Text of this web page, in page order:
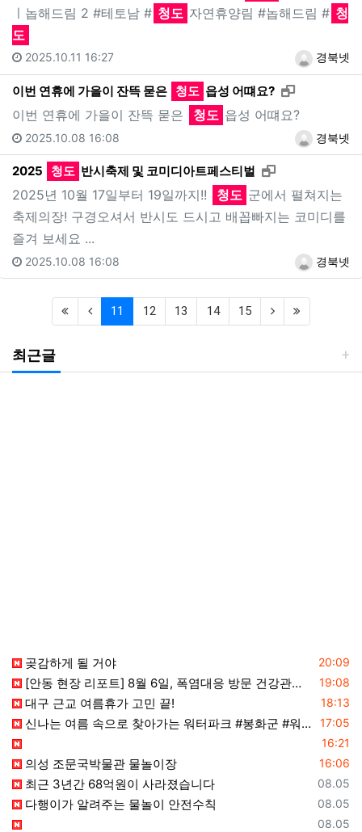
ㅣ놉해드림 2 #테토남 # 청도 자연휴양림 #놉해드림 # 청
도
경북넷
2025.10.11 16:27
이번 연휴에 가을이 잔뜩 묻은 청도 읍성 어떄요? 새창으로 보
이번 연휴에 가을이 잔뜩 묻은 청도 읍성 어떄요?
경북넷
2025.10.08 16:08
2025 청도 반시축제 및 코미디아트페스티벌 새창으로 보기
2025년 10월 17일부터 19일까지!! 청도 군에서 펼쳐지는
축제의장! 구경오셔서 반시도 드시고 배꼽빠지는 코미디를
즐겨 보세요 ...
경북넷
2025.10.08 16:08
(first)(previous)
11 (current)
12 13 14 15 (next)
최근글
등록일
20:09
곶감하게 될 거야
등록일
19:08
[안동 현장 리포트] 8월 6일, 폭염대응 방문 건강관리 실시
등록일
18:13
대구 근교 여름휴가 고민 끝!
등록일
17:05
신나는 여름 속으로 찾아가는 워터파크 #봉화군 #워터슬라이드 #아동복지
등록일
16:21
등록일
16:06
의성 조문국박물관 물놀이장
등록일
08.05
최근 3년간 68억원이 사라졌습니다
등록일
08.05
다행이가 알려주는 물놀이 안전수칙
등록일
08.05